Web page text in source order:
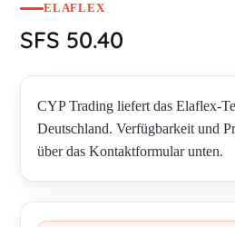
ELAFLEX
SFS 50.40
CYP Trading liefert das Elaflex-
Deutschland. Verfügbarkeit und
über das Kontaktformular unten.